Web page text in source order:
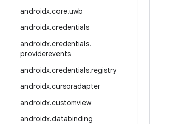
androidx.core.uwb
androidx.credentials
androidx.credentials.
providerevents
androidx.credentials.registry
androidx.cursoradapter
androidx.customview
androidx.databinding